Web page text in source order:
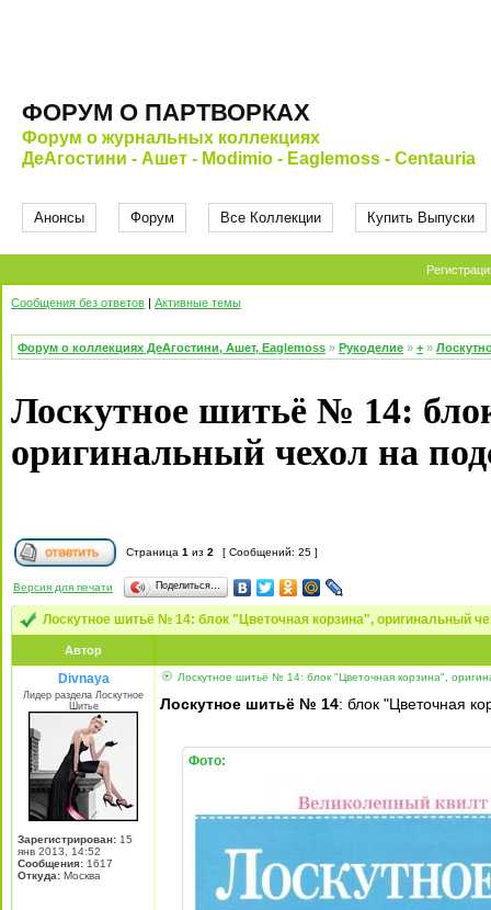
ФОРУМ О ПАРТВОРКАХ
Форум о журнальных коллекциях
ДеАгостини - Ашет - Modimio - Eaglemoss - Centauria
Анонсы Форум Все Коллекции Купить Выпуски
Сообщения без ответов | Активные темы
Форум о коллекциях ДеАгостини, Ашет, Eaglemoss » Рукоделие » + »
Лоскутное шитьё № 14:
оригинальный чехол на
Страница 1 из 2 [ Сообщений: 25 ]
Версия для печати Поделиться…
Лоскутное шитьё № 14: блок "Цветочная корзина", оригинальный
Автор
Divnaya
Лидер раздела Лоскутное
Шитье
Зарегистрирован: 15
янв 2013, 14:52
Сообщения: 1617
Откуда: Mосква
Лоскутное шитьё № 14: блок "Цветочная корзина",
Лоскутное шитьё № 14: блок "Цветочная
Фото: